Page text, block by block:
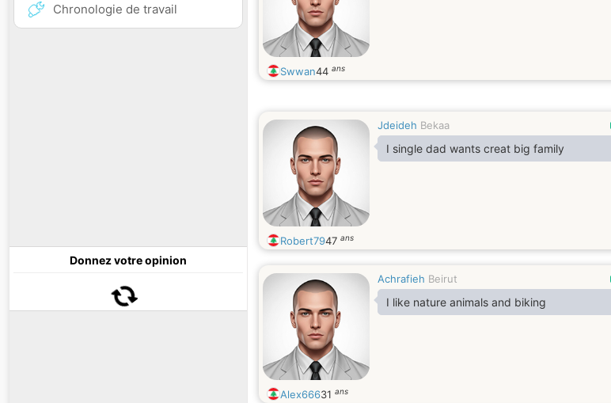
Chronologie de travail
Donnez votre opinion
Swwan44 ans
Jdeideh Bekaa
I single dad wants creat big family
Robert7947 ans
Achrafieh Beirut
I like nature animals and biking
Alex66631 ans